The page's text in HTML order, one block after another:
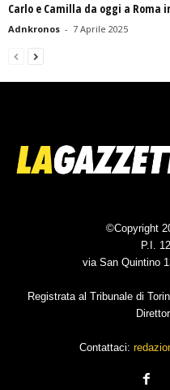
Carlo e Camilla da oggi a Roma
Adnkronos - 7 Aprile 2025
©Copyright
P.I.
via San Quintino
Registrata al Tribunale di
Contattaci: